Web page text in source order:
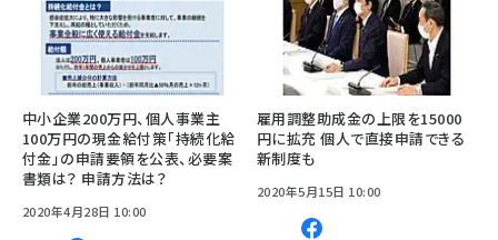
中小企業200万円、個人事業主
100万円の現金給付策「持続化給
付金」の申請要領を公表、必要案
書類は？ 申請方法は？
2020年4月28日 10:00
雇用調整助成金の上限を15000
円に拡充 個人で直接申請できる
新制度も
2020年5月15日 10:00